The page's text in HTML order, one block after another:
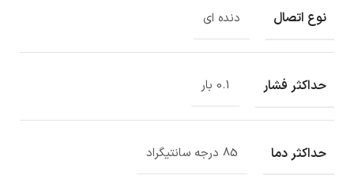
نوع اتصال دنده ای
حداکثر فشار 0.1 بار
حداکثر دما 85 درجه سانتیگراد